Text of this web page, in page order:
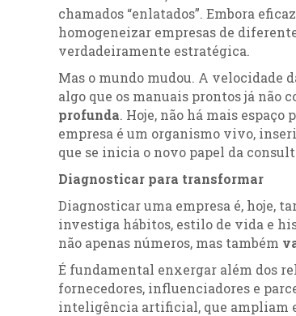
chamados “enlatados”. Embora
homogeneizar empresas de
verdadeiramente estratégica.
Mas o mundo mudou. A velocidade
algo que os manuais prontos já não
profunda. Hoje, não há mais
empresa é um organismo vivo,
que se inicia o novo papel da
Diagnosticar para transformar
Diagnosticar uma empresa é, hoje,
investiga hábitos, estilo de vida e
não apenas números, mas também
É fundamental enxergar além dos
fornecedores, influenciadores e
inteligência artificial, que ampliam